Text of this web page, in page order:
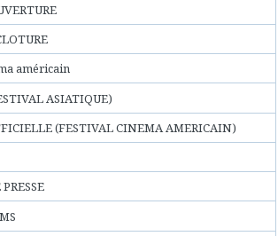
américain
ASIATIQUE)
(FESTIVAL CINEMA AMERICAIN)